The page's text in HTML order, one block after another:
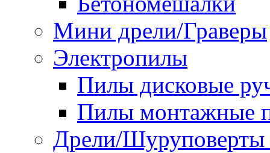
Мини дрели/Граверы
Электропилы
Пилы дисковые
Пилы монтажные
Дрели/Шуруповерты